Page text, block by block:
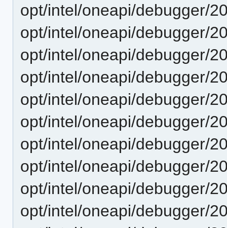
opt/intel/oneapi/debugger/
opt/intel/oneapi/debugger/
opt/intel/oneapi/debugger/
opt/intel/oneapi/debugger/
opt/intel/oneapi/debugger/
opt/intel/oneapi/debugger/
opt/intel/oneapi/debugger/
opt/intel/oneapi/debugger/
opt/intel/oneapi/debugger/
opt/intel/oneapi/debugger/